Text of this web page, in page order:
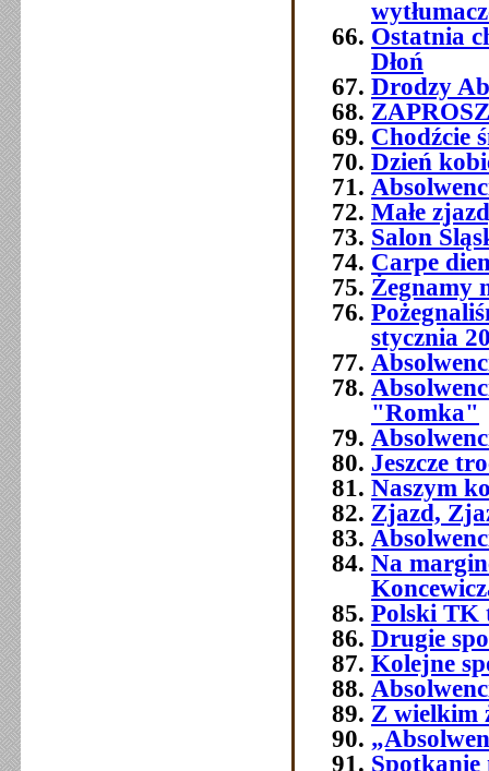
Ostatnia
Dłoń
Drodzy
Chodźcie
Dzień
Małe
Salon
Carpe
Żegnamy
stycznia
"Romka"
Jeszcze
Naszym
Zjazd,
Na
Polski TK
Drugie
Kolejne
Z wielkim
Spotkanie